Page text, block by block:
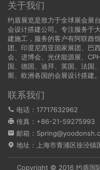
关于我们
约盾展览是致力于全球展会展
会设计搭建公司。专注服务于
建施工，服务的客户有阿联酋
团、印度尼西亚国家展团、巴
会、进博会、光伏能源展、
国
德国 、迪拜、英国、法国
斯、欧洲各国的会展设计搭建。
联系我们
电话：17717632962
传真：+86-21-59275993
邮箱：
地址：上海市青浦区徐泾镇
Copyright © 2016 约盾国